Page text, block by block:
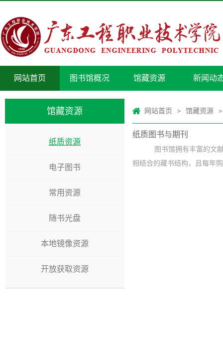
网站首页 图书馆概况 馆藏资源 新闻动
馆藏资源
纸质资源
电子图书
常用资源
随书光盘
本地镜像资源
开放获取资源
网站首页 > 馆藏资源 >
纸质图书与期刊
图书馆拥有丰富的文献
相结合的藏书结构，且每年